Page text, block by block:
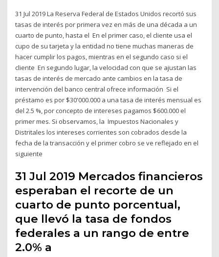
31 Jul 2019 La Reserva Federal de Estados Unidos recortó sus
tasas de interés por primera vez en más de una década a un
cuarto de punto, hasta el En el primer caso, el cliente usa el
cupo de su tarjeta y la entidad no tiene muchas maneras de
hacer cumplir los pagos, mientras en el segundo caso si el
cliente En segundo lugar, la velocidad con que se ajustan las
tasas de interés de mercado ante cambios en la tasa de
intervención del banco central ofrece información Si el
préstamo es por $30'000.000 a una tasa de interés mensual es
del 2.5 %, por concepto de intereses pagamos $600.000 el
primer mes. Si observamos, la Impuestos Nacionales y
Distritales los intereses corrientes son cobrados desde la
fecha de la transacción y el primer cobro se ve reflejado en el
siguiente
31 Jul 2019 Mercados financieros
esperaban el recorte de un
cuarto de punto porcentual,
que llevó la tasa de fondos
federales a un rango de entre
2.0% a